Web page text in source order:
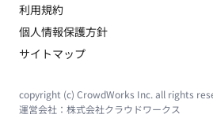
利用規約
個人情報保護方針
サイトマップ
copyright (c) CrowdWorks Inc. all rights
運営会社： 株式会社クラウドワークス